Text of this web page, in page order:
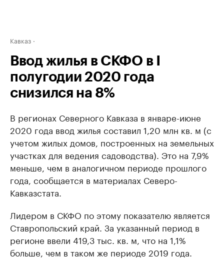
Кавказ
Ввод жилья в СКФО в I
полугодии 2020 года
снизился на 8%
В регионах Северного Кавказа в январе-июне
2020 года ввод жилья составил 1,20 млн кв. м (с
учетом жилых домов, построенных на земельных
участках для ведения садоводства). Это на 7,9%
меньше, чем в аналогичном периоде прошлого
года, сообщается в материалах Северо-
Кавказстата.
Лидером в СКФО по этому показателю является
Ставропольский край. За указанный период в
регионе ввели 419,3 тыс. кв. м, что на 1,1%
больше, чем в таком же периоде 2019 года.